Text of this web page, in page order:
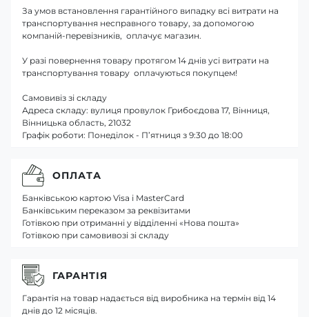
За умов встановлення гарантійного випадку всі витрати на
транспортування несправного товару, за допомогою
компаній-перевізників, оплачує магазин.
У разі повернення товару протягом 14 днів усі витрати на
транспортування товару оплачуються покупцем!
Самовивіз зі складу
Адреса складу: вулиця провулок Грибоєдова 17, Вінниця,
Вінницька область, 21032
Графік роботи: Понеділок - П’ятниця з 9:30 до 18:00
ОПЛАТА
Банківською картою Visa і MasterCard
Банківським переказом за реквізитами
Готівкою при отриманні у відділенні «Нова пошта»
Готівкою при самовивозі зі складу
ГАРАНТІЯ
Гарантія на товар надається від виробника на термін від 14
днів до 12 місяців.